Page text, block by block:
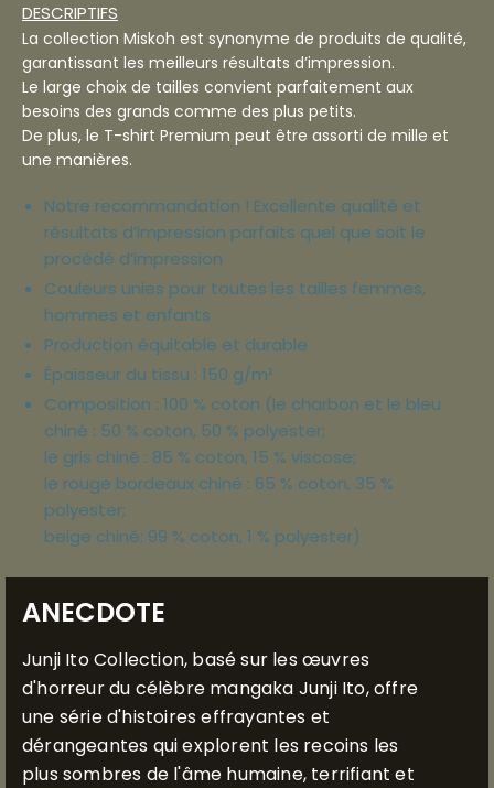
DESCRIPTIFS
La collection Miskoh est synonyme de produits de qualité,
garantissant les meilleurs résultats d’impression.
Le large choix de tailles convient parfaitement aux
besoins des grands comme des plus petits.
De plus, le T-shirt Premium peut être assorti de mille et
une manières.
Notre recommandation ! Excellente qualité et
résultats d’impression parfaits quel que soit le
procédé d’impression
Couleurs unies pour toutes les tailles femmes,
hommes et enfants
Production équitable et durable
Épaisseur du tissu : 150 g/m²
Composition : 100 % coton (le charbon et le bleu
chiné : 50 % coton, 50 % polyester;
le gris chiné : 85 % coton, 15 % viscose;
le rouge bordeaux chiné : 65 % coton, 35 %
polyester;
beige chiné: 99 % coton, 1 % polyester)
ANECDOTE
Junji Ito Collection, basé sur les œuvres
d'horreur du célèbre mangaka Junji Ito, offre
une série d'histoires effrayantes et
dérangeantes qui explorent les recoins les
plus sombres de l'âme humaine, terrifiant et